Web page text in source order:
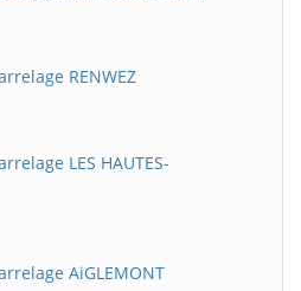
RENWEZ
LES HAUTES-
AiGLEMONT